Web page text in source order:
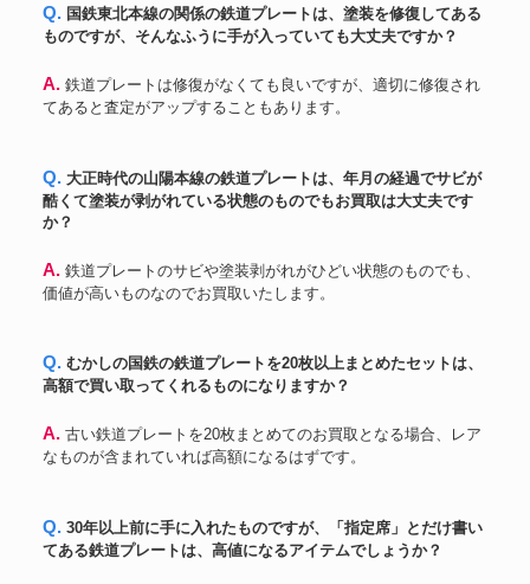
Q. 国鉄東北本線の関係の鉄道プレートは、塗装を修復してある
ものですが、そんなふうに手が入っていても大丈夫ですか？
A. 鉄道プレートは修復がなくても良いですが、適切に修復され
てあると査定がアップすることもあります。
Q. 大正時代の山陽本線の鉄道プレートは、年月の経過でサビが
酷くて塗装が剥がれている状態のものでもお買取は大丈夫です
か？
A. 鉄道プレートのサビや塗装剥がれがひどい状態のものでも、
価値が高いものなのでお買取いたします。
Q. むかしの国鉄の鉄道プレートを20枚以上まとめたセットは、
高額で買い取ってくれるものになりますか？
A. 古い鉄道プレートを20枚まとめてのお買取となる場合、レア
なものが含まれていれば高額になるはずです。
Q. 30年以上前に手に入れたものですが、「指定席」とだけ書い
てある鉄道プレートは、高値になるアイテムでしょうか？